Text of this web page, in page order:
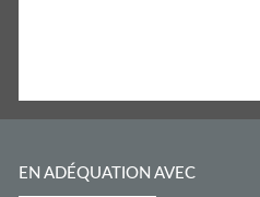
EN ADÉQUATION AVEC